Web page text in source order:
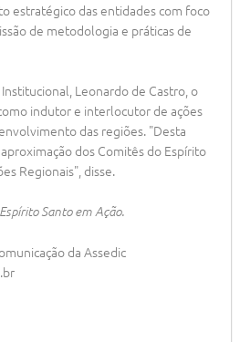
estratégico das entidades com foco
de metodologia e práticas de
Leonardo de Castro, o
indutor e interlocutor de ações
das regiões. "Desta
dos Comitês do Espírito
Regionais", disse.
Santo em Ação.
da Assedic